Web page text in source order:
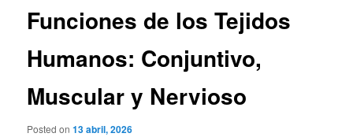
Funciones de los Tejidos
Humanos: Conjuntivo,
Muscular y Nervioso
Posted on13 abril, 2026